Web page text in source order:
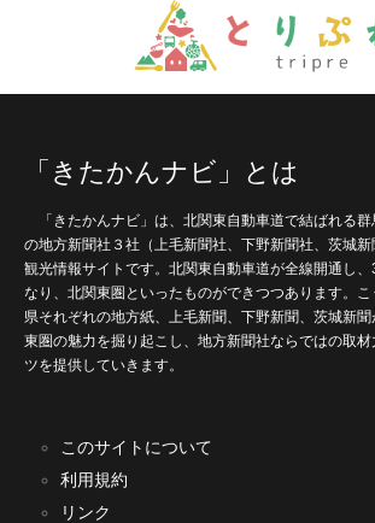
「きたかんナビ」とは
「きたかんナビ」は、北関東自動車道で結ばれる
の地方新聞社３社（上毛新聞社、下野新聞社、茨城
観光情報サイトです。北関東自動車道が全線開通し、
なり、北関東圏といったものができつつあります。
県それぞれの地方紙、上毛新聞、下野新聞、茨城新
東圏の魅力を掘り起こし、地方新聞社ならではの取
ツを提供していきます。
このサイトについて
利用規約
リンク